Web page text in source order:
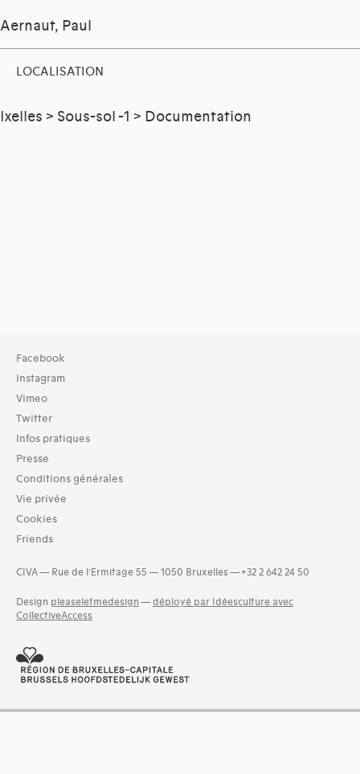
Aernaut, Paul
LOCALISATION
Ixelles > Sous-sol -1 > Documentation
Facebook
Instagram
Vimeo
Twitter
Infos pratiques
Presse
Conditions générales
Vie privée
Cookies
Friends
CIVA — Rue de l’Ermitage 55 — 1050 Bruxelles — +32 2 642 24 50
Design pleaseletmedesign — déployé par Idéesculture avec
CollectiveAccess